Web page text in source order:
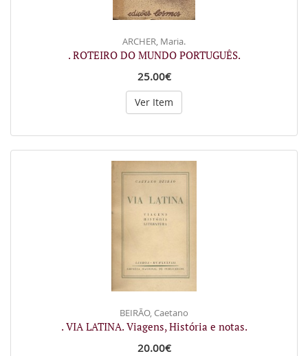
ARCHER, Maria.
. ROTEIRO DO MUNDO PORTUGUÊS.
25.00€
Ver Item
BEIRÃO, Caetano
. VIA LATINA. Viagens, História e notas.
20.00€